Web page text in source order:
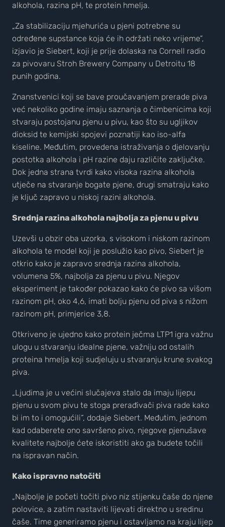
alkohola, razina pH, te protein hmelja.
„Za stabilizaciju mjehurića u pjeni potrebne su
određene supstance koja će ih održati neko vrijeme“,
izjavio je Siebert, koji je prije dolaska na Cornell radio
za pivovaru Stroh Brewery Company u Detroitu 18
punih godina.
Znanstvenici koji se bave proučavanjem prerade piva
već nekoliko godine imaju saznanja o čimbenicima koji
stvaraju postojanu pjenu u pivu, kao što su ugljikov
dioksid te kemijski spojevi poznatiji kao iso-alfa
kiseline. Međutim, provedena istraživanja o djelovanju
postotka alkohola i pH razine daju različite zaključke.
Dok jedna strana tvrdi kako visoka razina alkohola
utječe na stvaranje bogate pjene, drugi smatraju kako
je ključ zapravo u niskoj razini alkohola.
Srednja razina alkohola najbolja za pjenu u pivu
Uzevši u obzir oba uzorka, s visokom i niskom razinom
alkohola te model koji je poslužio kao pivo, Siebert je
otkrio kako je zapravo srednja razina alkohola,
volumena 5%, najbolja za pjenu u pivu. Njegov
eksperiment je također pokazao kako će pivo sa višom
razinom pH, oko 4,6, imati bolju pjenu od piva s nižom
razinom pH, primjerice 3,8.
Otkriveno je ujedno kako protein ječma LTP1 igra važnu
ulogu u stvaranju idealne pjene, važniju od ostalih
proteina hmelja koji sudjeluju u stvaranju krune svakog
piva.
„Ljudima je u većini slučajeva stalo da imaju lijepu
pjenu u svom pivu te stoga prerađivači piva rade kako
bi im to i omogućili“, dodaje Siebert. Međutim, jednom
kad odaberete ono savršeno pivo, njegove pjenušave
kvalitete najbolje ćete iskoristiti ako ga budete točili
na ispravan način.
Kako ispravno natočiti
„Najbolje je početi točiti pivo niz stijenku čaše do njene
polovice, a zatim nastaviti lijevati direktno u sredinu
čaše. Time generiramo pjenu i ostavljamo na kraju lijep